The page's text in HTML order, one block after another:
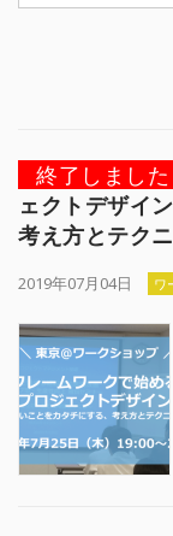
終了しました
ェクトデザイ
考え方とテク
2019年07月04日 ワ